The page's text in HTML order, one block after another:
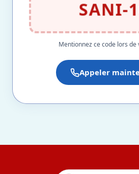
SANI-
Mentionnez ce code lors de
Appeler